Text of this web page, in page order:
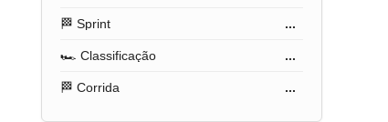
🏁 Sprint ...
🏎️ Classificação ...
🏁 Corrida ...